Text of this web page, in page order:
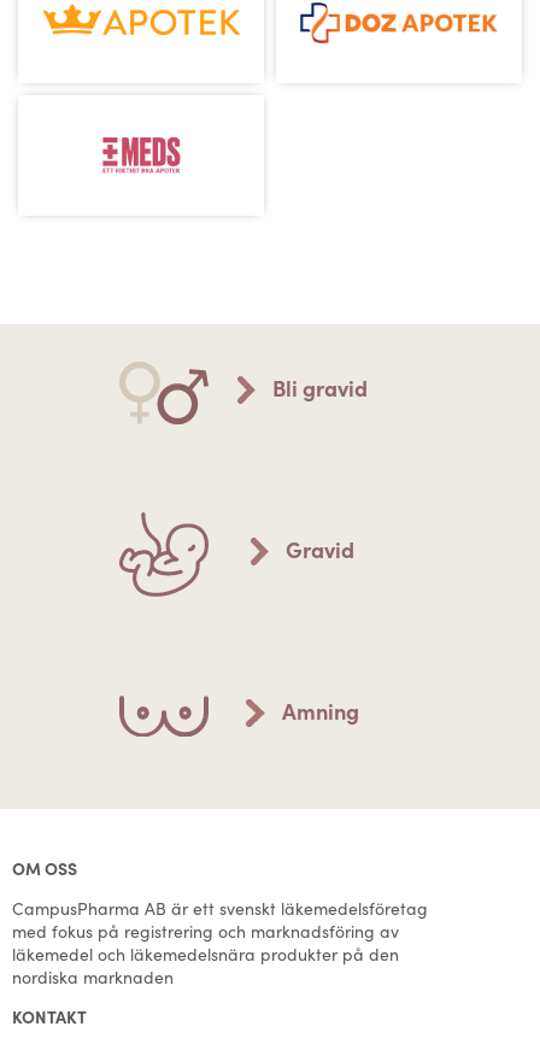
Bli gravid
Gravid
Amning
OM OSS
CampusPharma AB är ett svenskt läkemedelsföretag
med fokus på registrering och marknadsföring av
läkemedel och läkemedelsnära produkter på den
nordiska marknaden
KONTAKT